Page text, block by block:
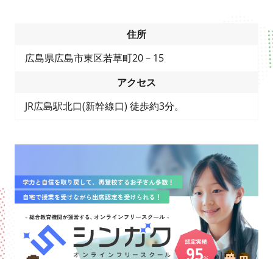
住所
広島県広島市東区若草町20－15
アクセス
JR広島駅北口(新幹線口) 徒歩約3分。